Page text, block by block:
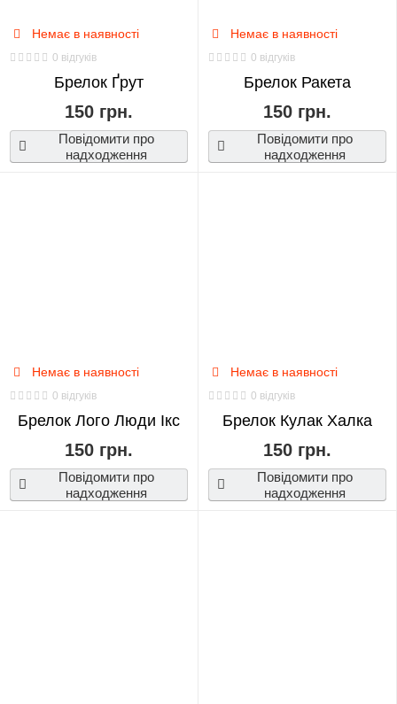
Немає в наявності
0 відгуків
Брелок Ґрут
150 грн.
Повідомити про
надходження
Немає в наявності
0 відгуків
Брелок Ракета
150 грн.
Повідомити про
надходження
Немає в наявності
0 відгуків
Брелок Лого Люди Ікс
150 грн.
Повідомити про
надходження
Немає в наявності
0 відгуків
Брелок Кулак Халка
150 грн.
Повідомити про
надходження